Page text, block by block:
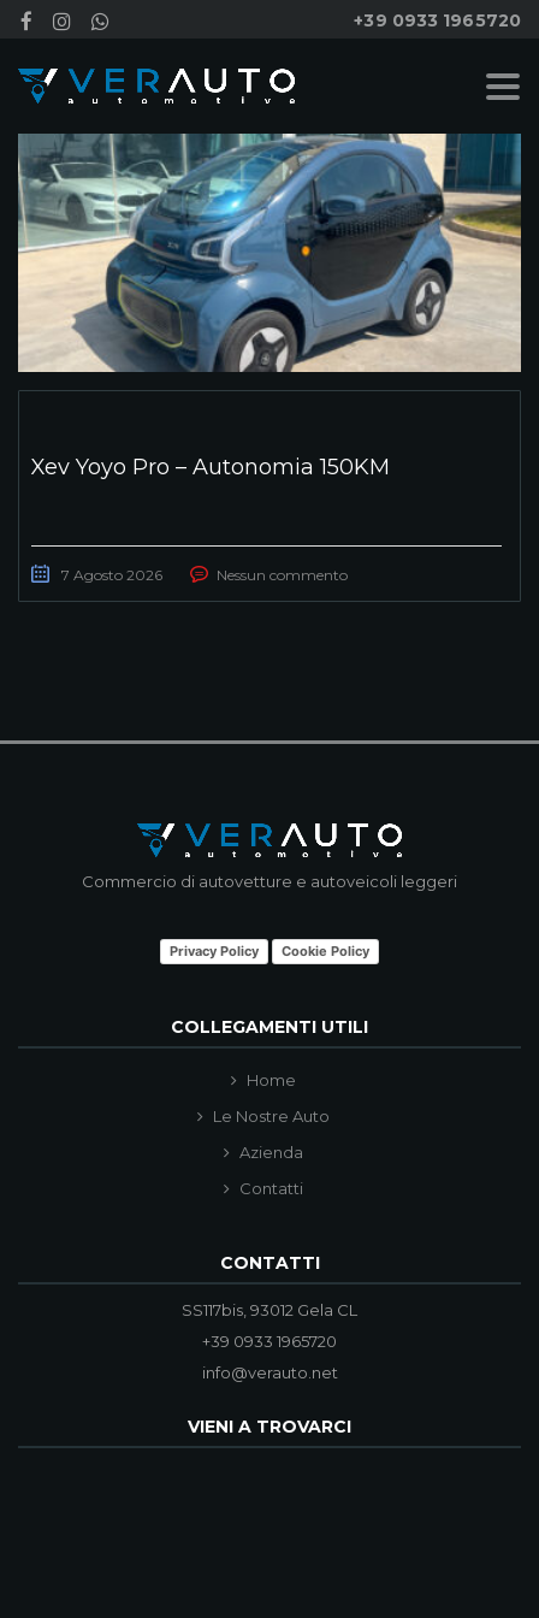
+39 0933 1965720
Xev Yoyo Pro – Autonomia 150KM
7 Agosto 2026 Nessun commento
Commercio di autovetture e autoveicoli leggeri
Privacy Policy Cookie Policy
COLLEGAMENTI UTILI
Home
Le Nostre Auto
Azienda
Contatti
CONTATTI
SS117bis, 93012 Gela CL
+39 0933 1965720
info@verauto.net
VIENI A TROVARCI